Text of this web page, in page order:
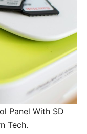
Panel With SD
Tech.